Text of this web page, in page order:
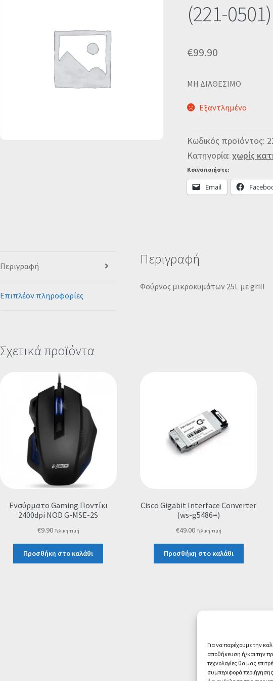
Για να παρέχουμε την
αποθήκευση ή/και την
τεχνολογίες θα μας
συμπεριφορά
(221-0501)
€99.90
MΗ ΔΙΑΘΕΣΙΜΟ
Εξαντλημένο
Κωδικός προϊόντος:
Κατηγορία: χωρίς
Κοινοποιήστε:
Email
Περιγραφή
Επιπλέον πληροφορίες
Περιγραφή
Φούρνος μικροκυμάτων 25L με grill
Σχετικά προϊόντα
Ενσύρματο Gaming Ποντίκι
2400dpi NOD G-MSE-2S
€9.90 Τελική τιμή
Προσθήκη στο καλάθι
Cisco Gigabit Interface Converter
(ws-g5486=)
€49.00 Τελική τιμή
Προσθήκη στο καλάθι